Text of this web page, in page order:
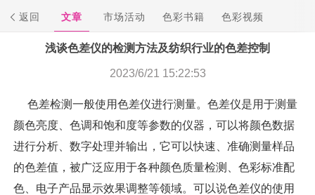
返回 文章 市场活动 色彩书籍 色彩视频
浅谈色差仪的检测方法及纺织行业的色差控制
2023/6/21 15:22:53
色差检测一般使用色差仪进行测量。色差仪是用于测量
颜色亮度、色调和饱和度等参数的仪器，可以将颜色数据
进行分析、数字处理并输出，它可以快速、准确测量样品
的色差值，被广泛应用于各种颜色质量检测、色彩标准配
色、电子产品显示效果调整等领域。可以说色差仪的使用